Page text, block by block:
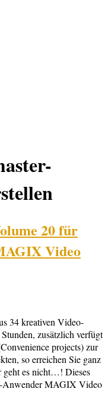
20 für
Video
34 kreativen Video-
zusätzlich verfügt
projects) zur
so erreichen Sie ganz
geht es nicht…! Dieses
Anwender MAGIX Video